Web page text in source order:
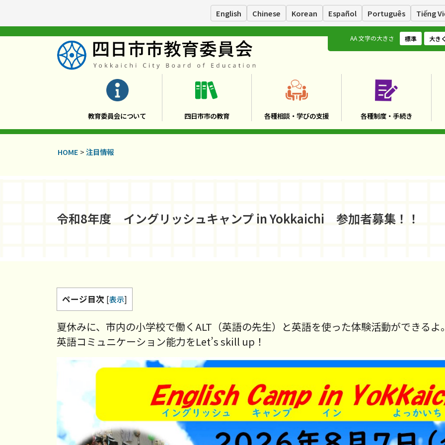
English Chinese Korean Español Português Tiếng
AA文字の大きさ 標準 大き
教育委員会について 四日市市の教育 各種相談・学びの支援 各種制度・手続き
HOME >注目情報
令和8年度 イングリッシュキャンプ in Yokkaichi 参加者募集！！
ページ目次 [表示]
夏休みに、市内の小学校で働くALT（英語の先生）と英語を使った体験活動ができるよ
英語コミュニケーション能力をLet’s skill up！